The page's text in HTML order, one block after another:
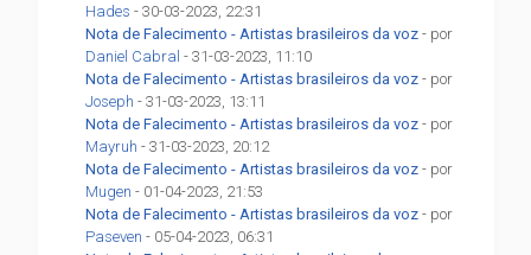
Hades - 30-03-2023, 22:31
Nota de Falecimento - Artistas brasileiros da voz - por
Daniel Cabral - 31-03-2023, 11:10
Nota de Falecimento - Artistas brasileiros da voz - por
Joseph - 31-03-2023, 13:11
Nota de Falecimento - Artistas brasileiros da voz - por
Mayruh - 31-03-2023, 20:12
Nota de Falecimento - Artistas brasileiros da voz - por
Mugen - 01-04-2023, 21:53
Nota de Falecimento - Artistas brasileiros da voz - por
Paseven - 05-04-2023, 06:31